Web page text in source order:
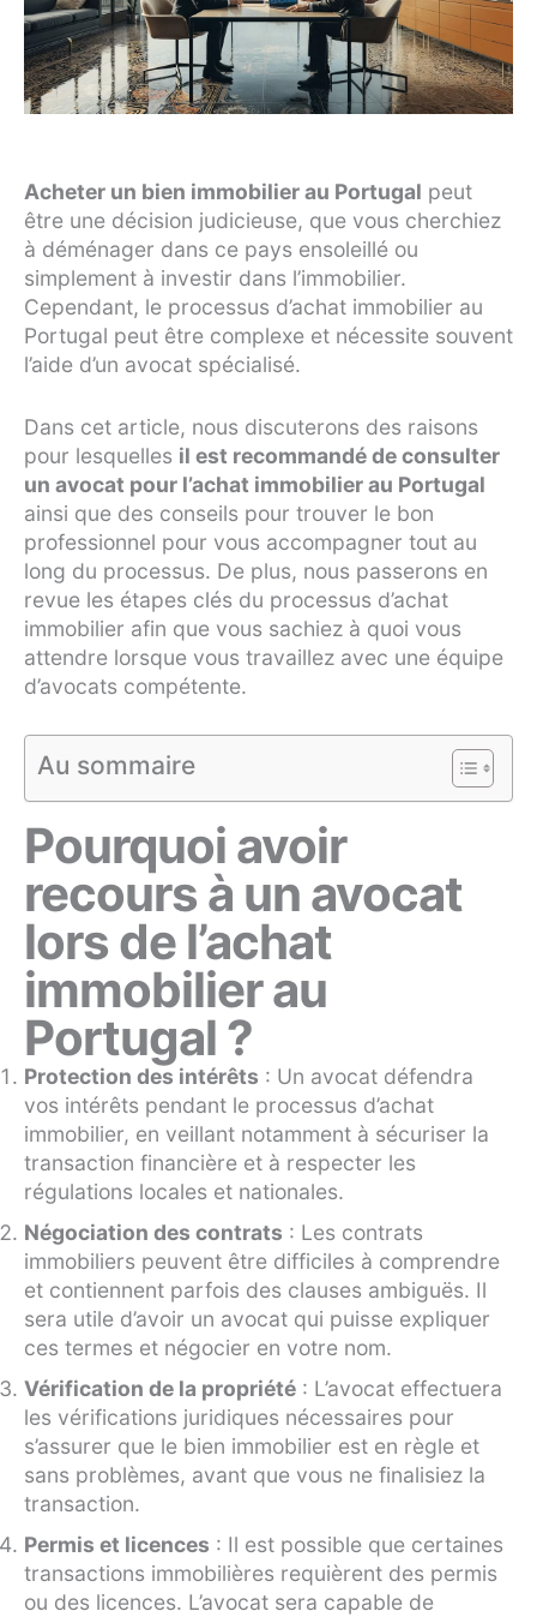
Acheter un bien immobilier au Portugal peut
être une décision judicieuse, que vous cherchiez
à déménager dans ce pays ensoleillé ou
simplement à investir dans l’immobilier.
Cependant, le processus d’achat immobilier au
Portugal peut être complexe et nécessite souvent
l’aide d’un avocat spécialisé.
Dans cet article, nous discuterons des raisons
pour lesquelles il est recommandé de consulter
un avocat pour l’achat immobilier au Portugal
ainsi que des conseils pour trouver le bon
professionnel pour vous accompagner tout au
long du processus. De plus, nous passerons en
revue les étapes clés du processus d’achat
immobilier afin que vous sachiez à quoi vous
attendre lorsque vous travaillez avec une équipe
d’avocats compétente.
Au sommaire
Pourquoi avoir
recours à un avocat
lors de l’achat
immobilier au
Portugal ?
Protection des intérêts : Un avocat défendra
vos intérêts pendant le processus d’achat
immobilier, en veillant notamment à sécuriser la
transaction financière et à respecter les
régulations locales et nationales.
Négociation des contrats : Les contrats
immobiliers peuvent être difficiles à comprendre
et contiennent parfois des clauses ambiguës. Il
sera utile d’avoir un avocat qui puisse expliquer
ces termes et négocier en votre nom.
Vérification de la propriété : L’avocat effectuera
les vérifications juridiques nécessaires pour
s’assurer que le bien immobilier est en règle et
sans problèmes, avant que vous ne finalisiez la
transaction.
Permis et licences : Il est possible que certaines
transactions immobilières requièrent des permis
ou des licences. L’avocat sera capable de